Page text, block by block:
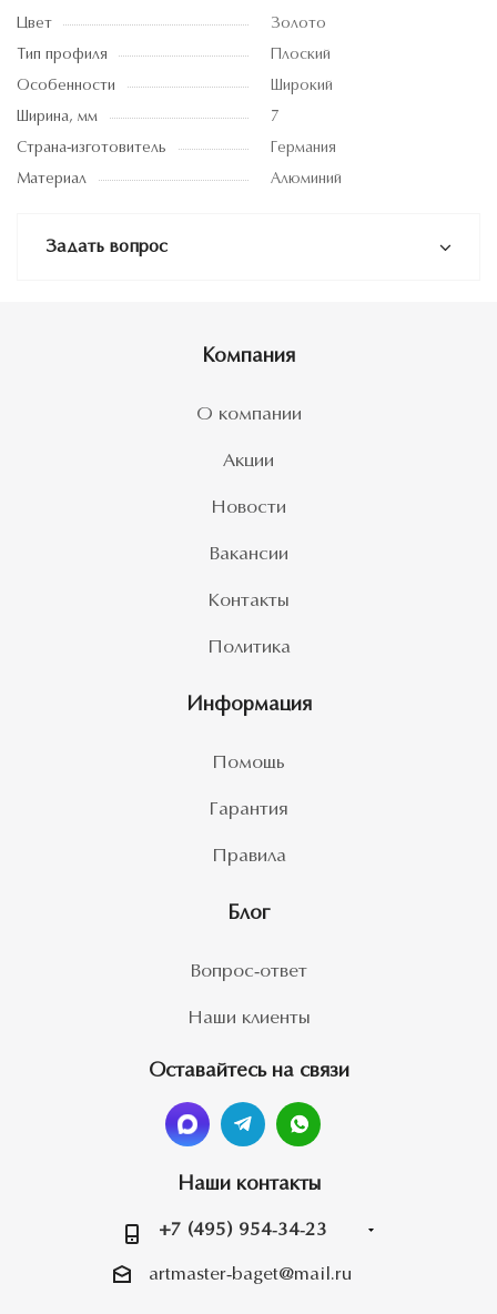
Цвет
Золото
Тип профиля
Плоский
Особенности
Широкий
Ширина, мм
7
Страна-изготовитель
Германия
Материал
Алюминий
Задать вопрос
Компания
О компании
Акции
Новости
Вакансии
Контакты
Политика
Информация
Помощь
Гарантия
Правила
Блог
Вопрос-ответ
Наши клиенты
Оставайтесь на связи
Наши контакты
+7 (495) 954-34-23
artmaster-baget@mail.ru